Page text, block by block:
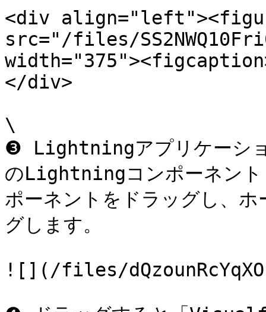
<div
src="/files/
</div>
\
❸ Lightningアプリケーショ
のLightningコンポーネン
ポーネントをドラッグし、
グします。
![](/files/